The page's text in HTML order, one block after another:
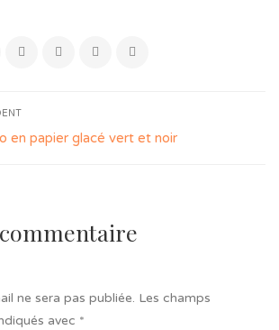
en papier glacé vert et noir
ne sera pas publiée. Les champs
avec *